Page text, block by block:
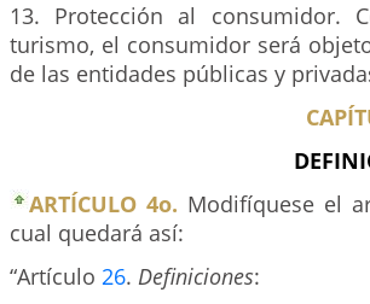
13. Protección al consumidor.
turismo, el consumidor será
de las entidades públicas y
ARTÍCULO 4o. Modifíquese el
cual quedará así:
“Artículo 26. Definiciones: